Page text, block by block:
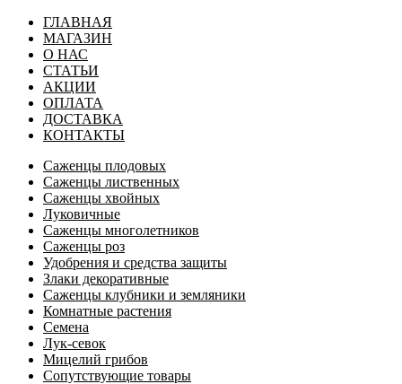
ГЛАВНАЯ
МАГАЗИН
О НАС
СТАТЬИ
АКЦИИ
ОПЛАТА
ДОСТАВКА
КОНТАКТЫ
Саженцы плодовых
Саженцы лиственных
Саженцы хвойных
Луковичные
Саженцы многолетников
Саженцы роз
Удобрения и средства защиты
Злаки декоративные
Саженцы клубники и земляники
Комнатные растения
Семена
Лук-севок
Мицелий грибов
Сопутствующие товары